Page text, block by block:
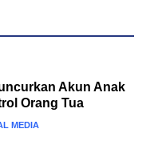
Akun Anak
Orang Tua
MEDIA